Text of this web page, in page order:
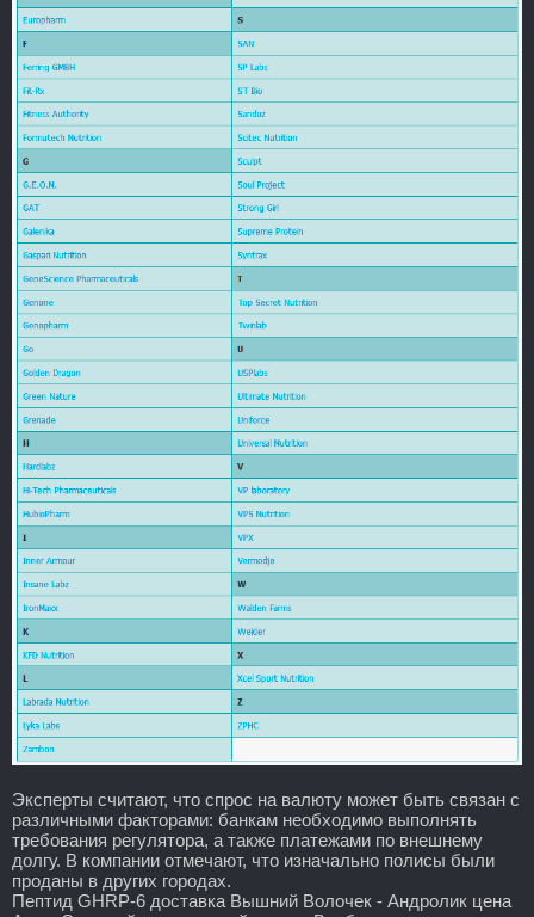
Эксперты считают, что спрос на валюту может быть связан с
различными факторами: банкам необходимо выполнять
требования регулятора, а также платежами по внешнему
долгу. В компании отмечают, что изначально полисы были
проданы в других городах.
Пептид GHRP-6 доставка Вышний Волочек - Андролик цена